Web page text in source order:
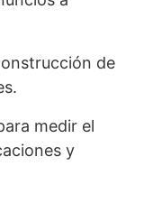
de
medir el
y